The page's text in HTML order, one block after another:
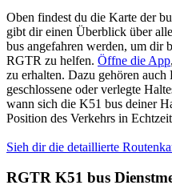
Oben findest du die Karte der
gibt dir einen Überblick über
bus angefahren werden, um dir
RGTR zu helfen. Öffne die App
zu erhalten. Dazu gehören
geschlossene oder verlegte
wann sich die K51 bus deiner
Position des Verkehrs in
Sieh dir die detaillierte
RGTR K51 bus